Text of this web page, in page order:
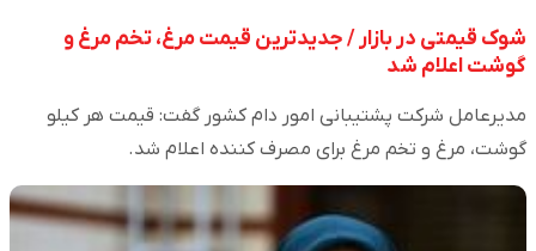
شوک قیمتی در بازار / جدیدترین قیمت مرغ، تخم مرغ و
گوشت اعلام شد
مدیرعامل شرکت پشتیبانی امور دام کشور گفت: قیمت هر کیلو
گوشت، مرغ و تخم مرغ برای مصرف کننده اعلام شد.